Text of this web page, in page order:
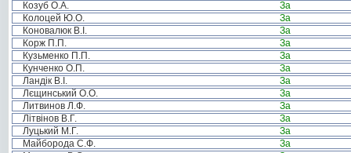
Козуб О.А.
За
Колоцей Ю.О.
За
Коновалюк В.І.
За
Корж П.П.
За
Кузьменко П.П.
За
Кунченко О.П.
За
Ландік В.І.
За
Лєщинський О.О.
За
Литвинов Л.Ф.
За
Літвінов В.Г.
За
Луцький М.Г.
За
Майборода С.Ф.
За